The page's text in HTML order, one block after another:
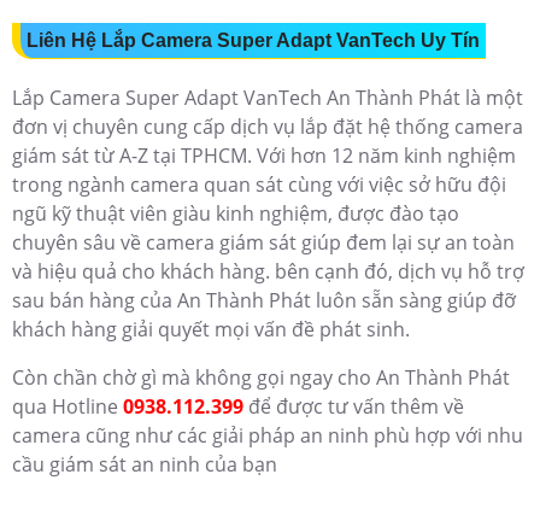
Liên Hệ Lắp Camera Super Adapt VanTech Uy Tín
Lắp Camera Super Adapt VanTech An Thành Phát là một
đơn vị chuyên cung cấp dịch vụ lắp đặt hệ thống camera
giám sát từ A-Z tại TPHCM. Với hơn 12 năm kinh nghiệm
trong ngành camera quan sát cùng với việc sở hữu đội
ngũ kỹ thuật viên giàu kinh nghiệm, được đào tạo
chuyên sâu về camera giám sát giúp đem lại sự an toàn
và hiệu quả cho khách hàng. bên cạnh đó, dịch vụ hỗ trợ
sau bán hàng của An Thành Phát luôn sẵn sàng giúp đỡ
khách hàng giải quyết mọi vấn đề phát sinh.
Còn chần chờ gì mà không gọi ngay cho An Thành Phát
qua Hotline 0938.112.399 để được tư vấn thêm về
camera cũng như các giải pháp an ninh phù hợp với nhu
cầu giám sát an ninh của bạn